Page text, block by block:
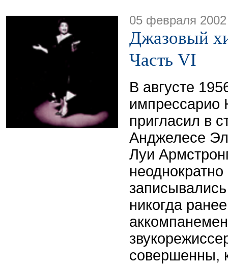
05 февраля 2002
Джазовый
Часть VI
В августе
импрессарио
пригласил в
Анджелесе
Луи
никогда
совершенны,